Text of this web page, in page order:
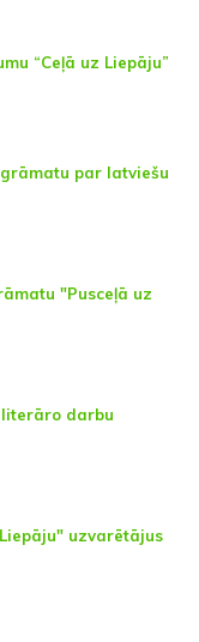
“Ceļā uz Liepāju”
par latviešu
"Pusceļā uz
literāro darbu
uzvarētājus